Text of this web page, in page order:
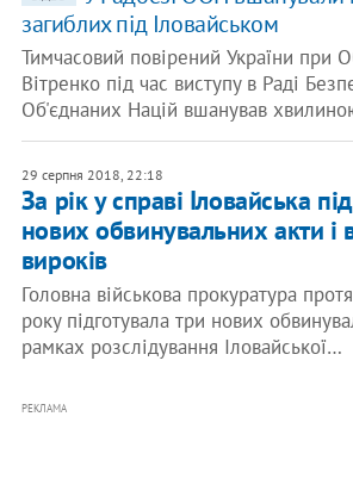
загиблих під Іловайськом
Тимчасовий повірений України при
Вітренко під час виступу в Раді
Об'єднаних Націй вшанував
29 серпня 2018, 22:18
За рік у справі Іловайська
нових обвинувальних акти і
вироків
Головна військова прокуратура
року підготувала три нових
рамках розслідування Іловайської…
РЕКЛАМА